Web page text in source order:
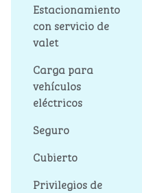
Estacionamiento
con servicio de
valet
Carga para
vehículos
eléctricos
Seguro
Cubierto
Privilegios de